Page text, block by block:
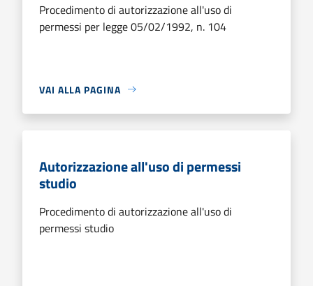
Procedimento di autorizzazione all'uso di
permessi per legge 05/02/1992, n. 104
VAI ALLA PAGINA
Autorizzazione all'uso di permessi
studio
Procedimento di autorizzazione all'uso di
permessi studio